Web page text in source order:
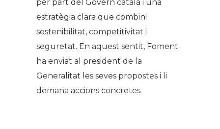
per part del Govern català i una
estratègia clara que combini
sostenibilitat, competitivitat i
seguretat. En aquest sentit, Foment
ha enviat al president de la
Generalitat les seves propostes i li
demana accions concretes.